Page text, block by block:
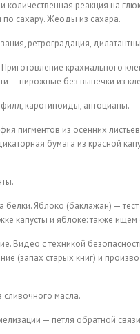
количественная реакция на
сахару. Жеоды из сахара.
ретроградация,
крахмального
— пирожные без выпечки из
каротиноиды, антоцианы.
пигментов из осенних
бумага из красной
белки. Яблоко (баклажан) —
капусты и яблоке: также
Видео с техникой
(запах старых книг) и
сливочного масла.
— петля обратной